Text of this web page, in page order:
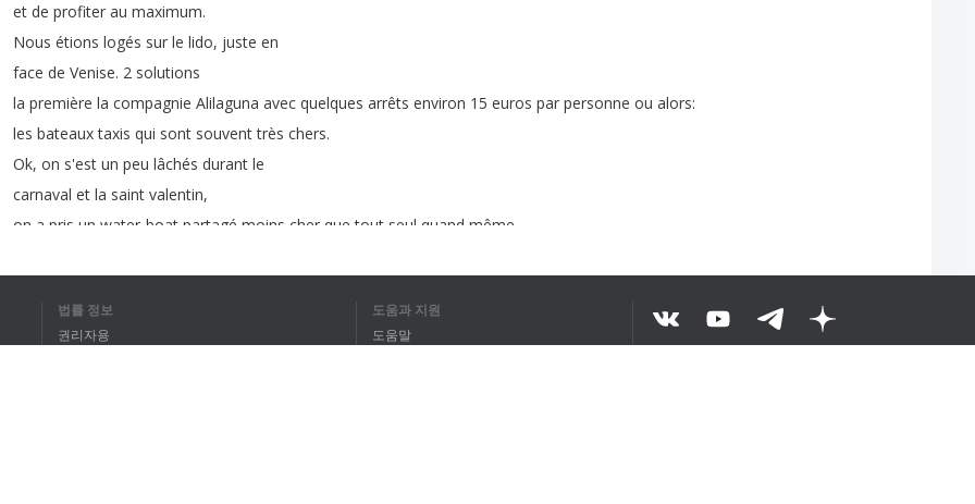
et de profiter au maximum.
Nous étions logés sur le lido, juste en
face de Venise. 2 solutions
la première la compagnie Alilaguna avec quelques arrêts environ 15 euros par personne ou alors:
les bateaux taxis qui sont souvent très chers.
Ok, on s'est un peu lâchés durant le
carnaval et la saint valentin,
on a pris un water-boat partagé moins cher que tout seul quand même
à l'avance
vous aurez des frais supplémentaires...mais c'est si romantique la dolce vita...
법률 정보
권리자용
도움과 지원
도움말